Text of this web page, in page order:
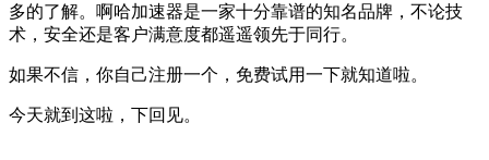
多的了解。啊哈加速器是一家十分靠谱的知名品牌，不论技
术，安全还是客户满意度都遥遥领先于同行。
如果不信，你自己注册一个，免费试用一下就知道啦。
今天就到这啦，下回见。